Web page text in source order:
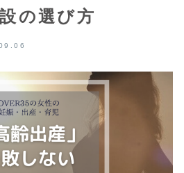
の選び方